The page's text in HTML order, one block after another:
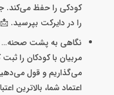
کودکی را حفظ
را در دایرکت بپرسید. 📩
نگاهی به پشت صحنه…
مربیان با کودکان را
می‌گذاریم و قول
اعتماد شما، بالاترین